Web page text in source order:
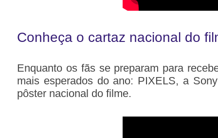
Conheça o cartaz nacional do
Enquanto os fãs se preparam para
mais esperados do ano: PIXELS, a
pôster nacional do filme.